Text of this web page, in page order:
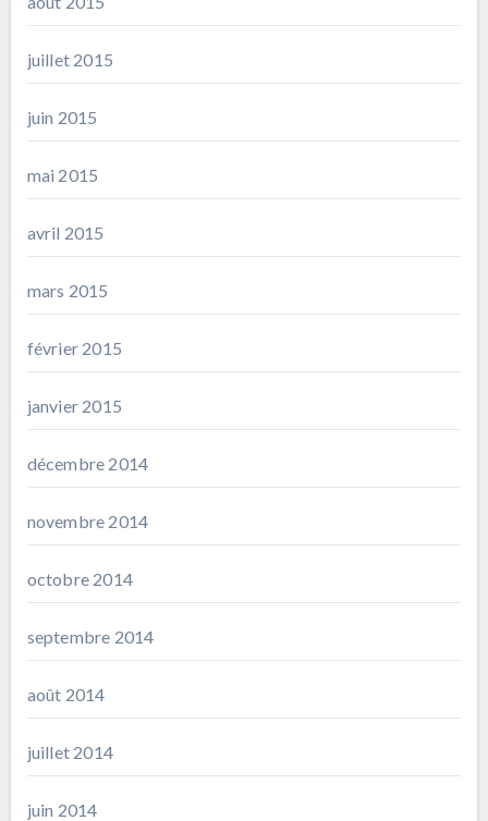
juillet 2015
juin 2015
mai 2015
avril 2015
mars 2015
février 2015
janvier 2015
décembre 2014
novembre 2014
octobre 2014
septembre 2014
août 2014
juillet 2014
juin 2014